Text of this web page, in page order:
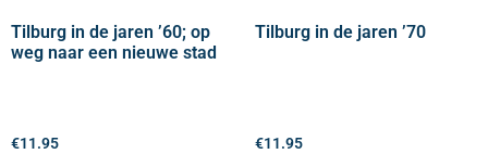
Tilburg in de jaren ’60; op
weg naar een nieuwe stad
€11.95
Tilburg in de jaren ’70
€11.95